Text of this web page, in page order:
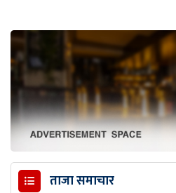
ताजा समाचार